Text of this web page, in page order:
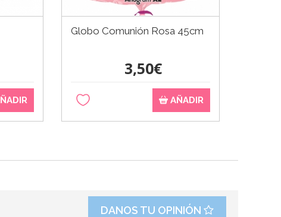
Globo Comunión Rosa 45cm
3,50€
AÑADIR
DANOS TU OPINIÓN